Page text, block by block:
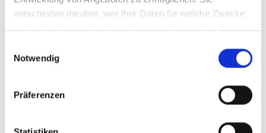
entscheiden darüber, wer Ihre Daten für welche Zwecke
Trigger Symbol ändern oder widerrufen
Informationen über Ihre geografische Lage
können
Notwendig
Präferenzen
beeinträchtigen.
Das fest installierte Warnsystem
Dies betrifft beide Fahrtrichtungen
Streckenabschnitts, der sich über